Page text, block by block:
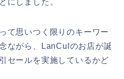
て思いつく限りのキーワー
ながら、LanCulのお店が誕
セールを実施しているかど